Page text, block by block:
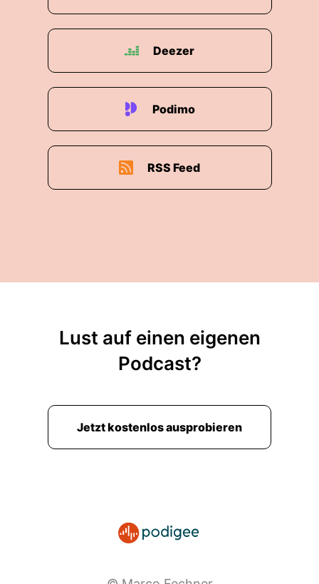
Deezer
Podimo
RSS Feed
Lust auf einen eigenen
Podcast?
Jetzt kostenlos ausprobieren